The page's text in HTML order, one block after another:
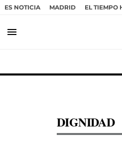
ES NOTICIA MADRID EL TIEMPO
menu
DIGNIDAD